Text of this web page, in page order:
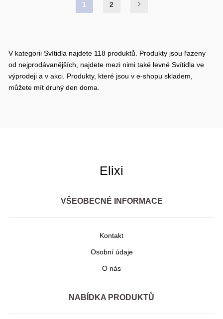
1 2
V kategorii Svítidla najdete 118 produktů. Produkty jsou řazeny
od nejprodávanějších, najdete mezi nimi také levné Svítidla ve
výprodeji a v akci. Produkty, které jsou v e-shopu skladem,
můžete mít druhý den doma.
Elixi
VŠEOBECNÉ INFORMACE
Kontakt
Osobní údaje
O nás
NABÍDKA PRODUKTŮ